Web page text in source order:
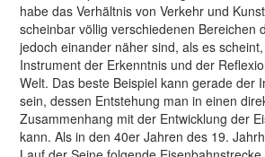
habe das Verhältnis von Verkehr und
scheinbar völlig verschiedenen Bereichen
jedoch einander näher sind, als es
Instrument der Erkenntnis und der
Welt. Das beste Beispiel kann gerade der
sein, dessen Entstehung man in einen
Zusammenhang mit der Entwicklung der
kann. Als in den 40er Jahren des 19.